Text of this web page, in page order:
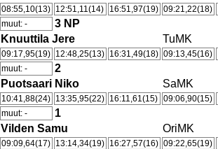
08:55,10(13) 12:51,11(14) 16:51,97(19) 09:21,22(18)
muut: - 3 NP
Knuuttila Jere TuMK
09:17,95(19) 12:48,25(13) 16:31,49(18) 09:13,45(16)
muut: -
2
Puotsaari Niko SaMK
10:41,88(24) 13:35,95(22) 16:11,61(15) 09:06,90(15)
muut: -
1
Vilden Samu OriMK
09:09,64(17) 13:14,34(19) 16:27,57(16) 09:22,65(19)